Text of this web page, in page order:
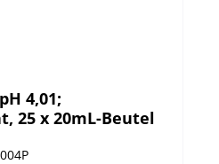
4,01;
25 x 20mL-Beutel